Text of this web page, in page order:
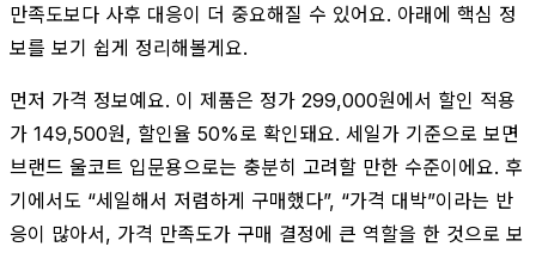
만족도보다 사후 대응이 더 중요해질 수 있어요. 아래에 핵심 정
보를 보기 쉽게 정리해볼게요.
먼저 가격 정보예요. 이 제품은 정가 299,000원에서 할인 적용
가 149,500원, 할인율 50%로 확인돼요. 세일가 기준으로 보면
브랜드 울코트 입문용으로는 충분히 고려할 만한 수준이에요. 후
기에서도 “세일해서 저렴하게 구매했다”, “가격 대박”이라는 반
응이 많아서, 가격 만족도가 구매 결정에 큰 역할을 한 것으로 보